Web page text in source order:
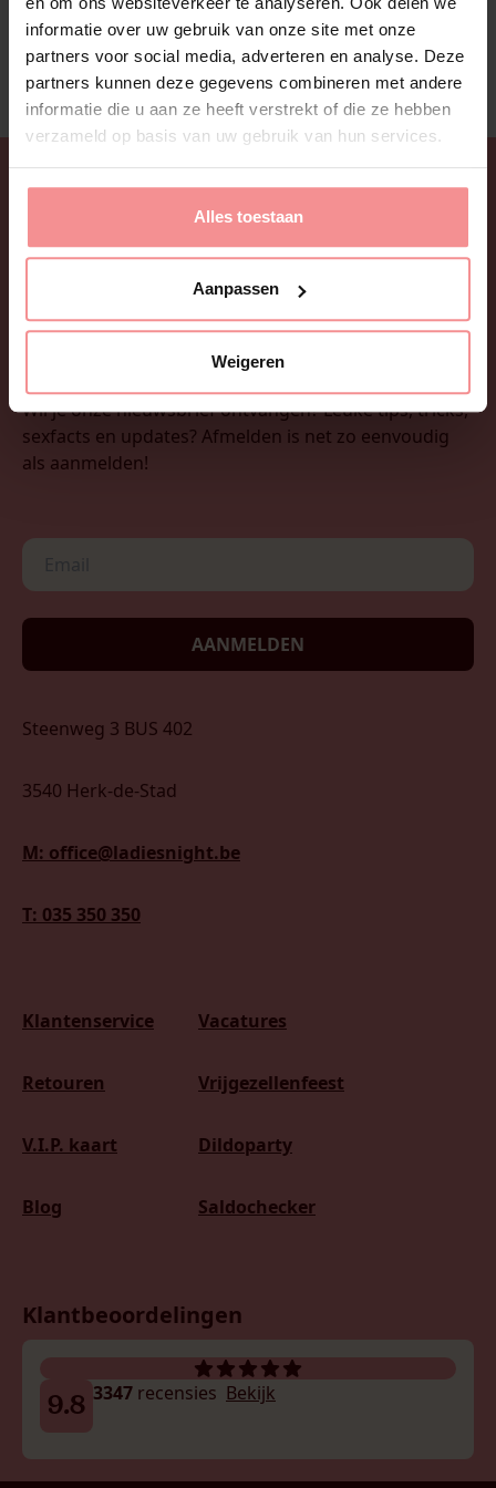
informatie over uw gebruik van onze site met onze
partners voor social media, adverteren en analyse. Deze
partners kunnen deze gegevens combineren met andere
informatie die u aan ze heeft verstrekt of die ze hebben
verzameld op basis van uw gebruik van hun services.
Alles toestaan
Aanpassen
Weigeren
NAAR WEBSHOP
Wil je onze nieuwsbrief ontvangen? Leuke tips, tricks,
sexfacts en updates? Afmelden is net zo eenvoudig
als aanmelden!
AANMELDEN
Steenweg 3 BUS 402
3540 Herk-de-Stad
M: office@ladiesnight.be
T: 035 350 350
Klantenservice
Retouren
V.I.P. kaart
Blog
Vacatures
Vrijgezellenfeest
Dildoparty
Saldochecker
Klantbeoordelingen
9.8 3347 recensies Bekijk